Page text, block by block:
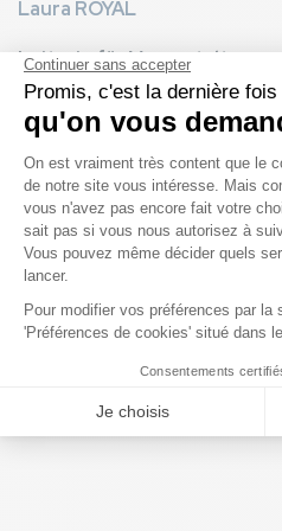
Laura ROYAL
Leiterin für
📲 : +33 (0) 676 617 583
📞 : +33 (0) 558 585 246
📧 :arena@resasol.com
Zusammen erwecken wir
Leben!
EINEN